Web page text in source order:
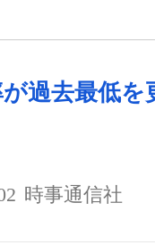
過去最低を
時事通信社